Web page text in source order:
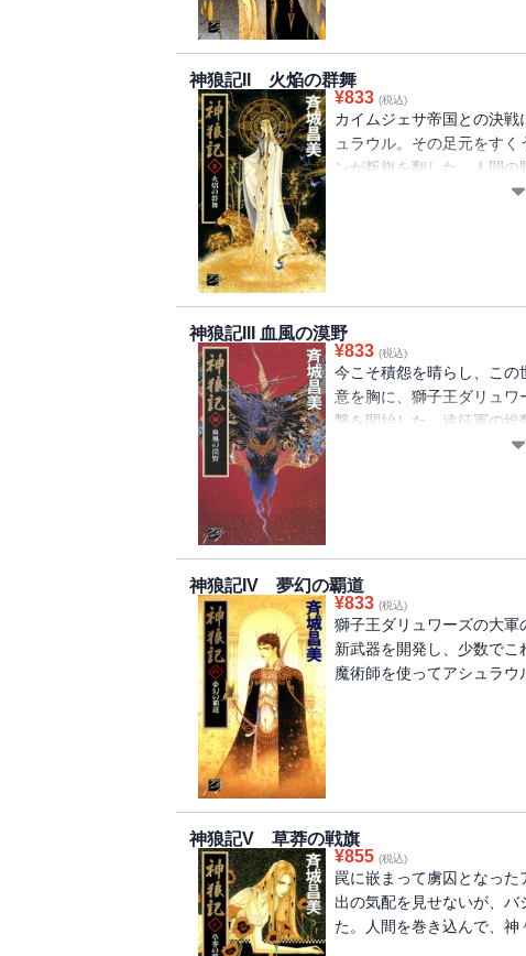
神狼記II 火焔の群舞
¥833 (税込)
カイムジェサ帝国との決
ュラウル。その足元をす
ンが叛旗を翻した。人間
なのか。苦しい想いを胸
神狼記III 血風の漠野
¥833 (税込)
今こそ積怨を晴らし、こ
意を胸に、獅子王ダリュワ
撃を開始した。遠征軍の
十万弱。帝国の圧倒的な
神狼記IV 夢幻の覇道
¥833 (税込)
獅子王ダリュワーズの大軍
新武器を開発し、少数で
魔術師を使ってアシュラ
神狼記V 草莽の戦旗
¥855 (税込)
罠に嵌まって虜囚となっ
出の気配を見せないが、
た。人間を巻き込んで、神